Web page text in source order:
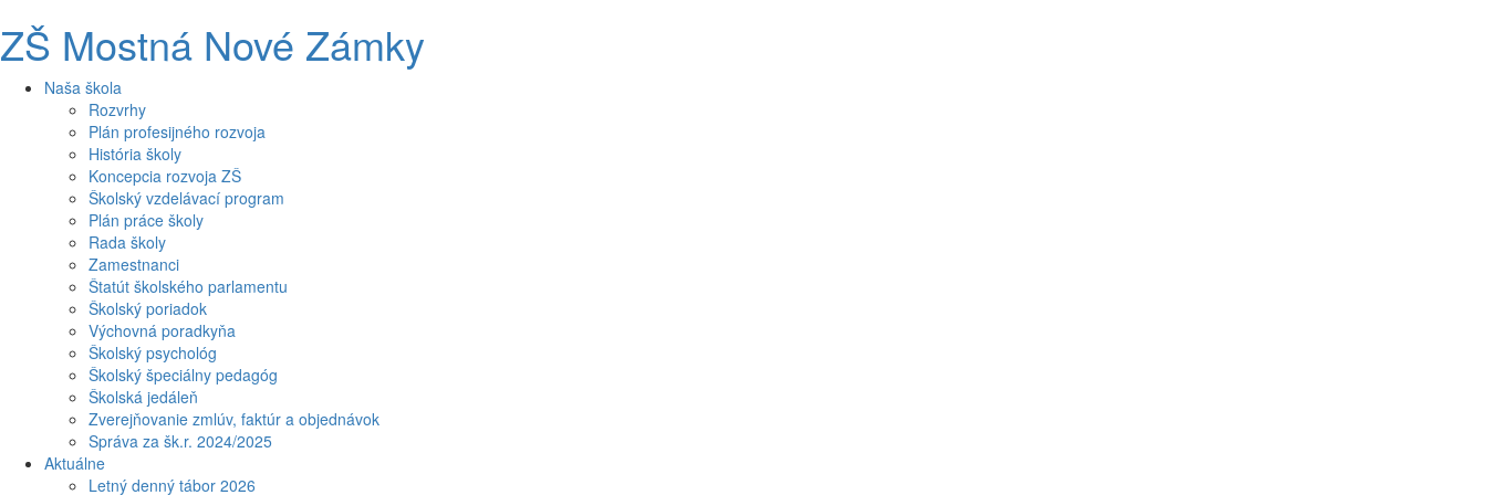
ZŠ Mostná Nové Zámky
Naša škola
Rozvrhy
Plán profesijného rozvoja
História školy
Koncepcia rozvoja ZŠ
Školský vzdelávací program
Plán práce školy
Rada školy
Zamestnanci
Štatút školského parlamentu
Školský poriadok
Výchovná poradkyňa
Školský psychológ
Školský špeciálny pedagóg
Školská jedáleň
Zverejňovanie zmlúv, faktúr a objednávok
Správa za šk.r. 2024/2025
Aktuálne
Letný denný tábor 2026